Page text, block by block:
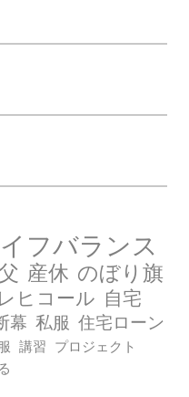
フバランス
産休 のぼり旗
ヒコール 自宅
幕 私服 住宅ローン
講習
プロジェクト